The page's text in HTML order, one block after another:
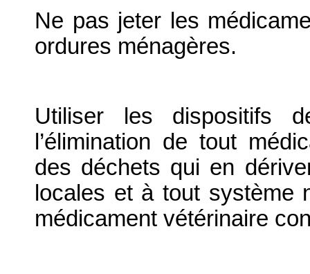
Ne pas jeter les
ordures ménagères.
Utiliser les dispositifs
l’élimination de tout
des déchets qui en
locales et à tout système
médicament vétérinaire